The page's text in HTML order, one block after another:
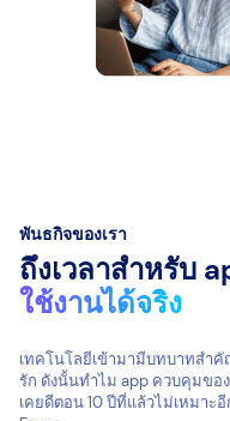
พันธกิจของเรา
ถึงเวลาสำหรับ
ใช้งานได้จริง
เทคโนโลยีเข้ามามีบทบาทส
รัก ดังนั้นทำไม app ควบคุมขอ
เคยดีตอน 10 ปีที่แล้วไม่เหมาะ